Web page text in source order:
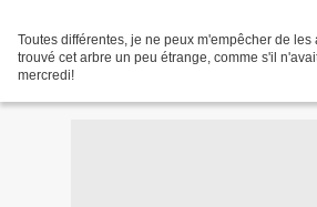
Toutes différentes, je ne peux m'empêcher de les
trouvé cet arbre un peu étrange, comme s'il
mercredi!